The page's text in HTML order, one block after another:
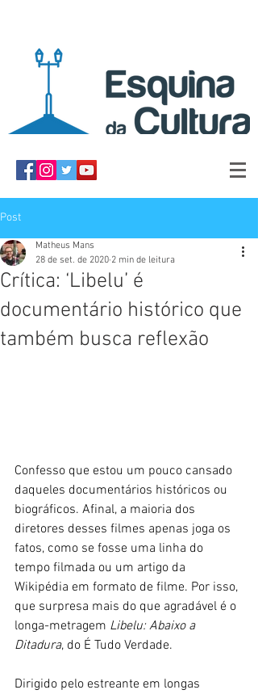
Post
Crítica: ‘Libelu’ é
documentário histórico que
também busca reflexão
Matheus Mans
28 de set. de 2020 2 min de leitura
Confesso que estou um pouco cansado
daqueles documentários históricos ou
biográficos. Afinal, a maioria dos
diretores desses filmes apenas joga os
fatos, como se fosse uma linha do
tempo filmada ou um artigo da
Wikipédia em formato de filme. Por isso,
que surpresa mais do que agradável é o
longa-metragem Libelu: Abaixo a
Ditadura, do É Tudo Verdade.
Dirigido pelo estreante em longas